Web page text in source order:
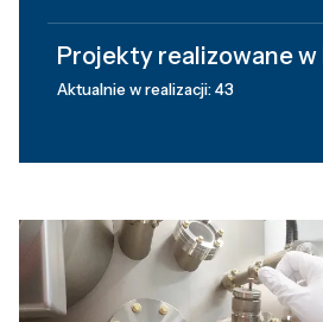
Projekty realizowane
Aktualnie w realizacji: 43